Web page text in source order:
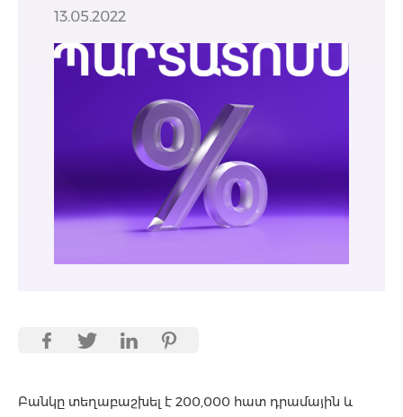
13.05.2022
Բանկը տեղաբաշխել է 200,000 հատ դրամային և